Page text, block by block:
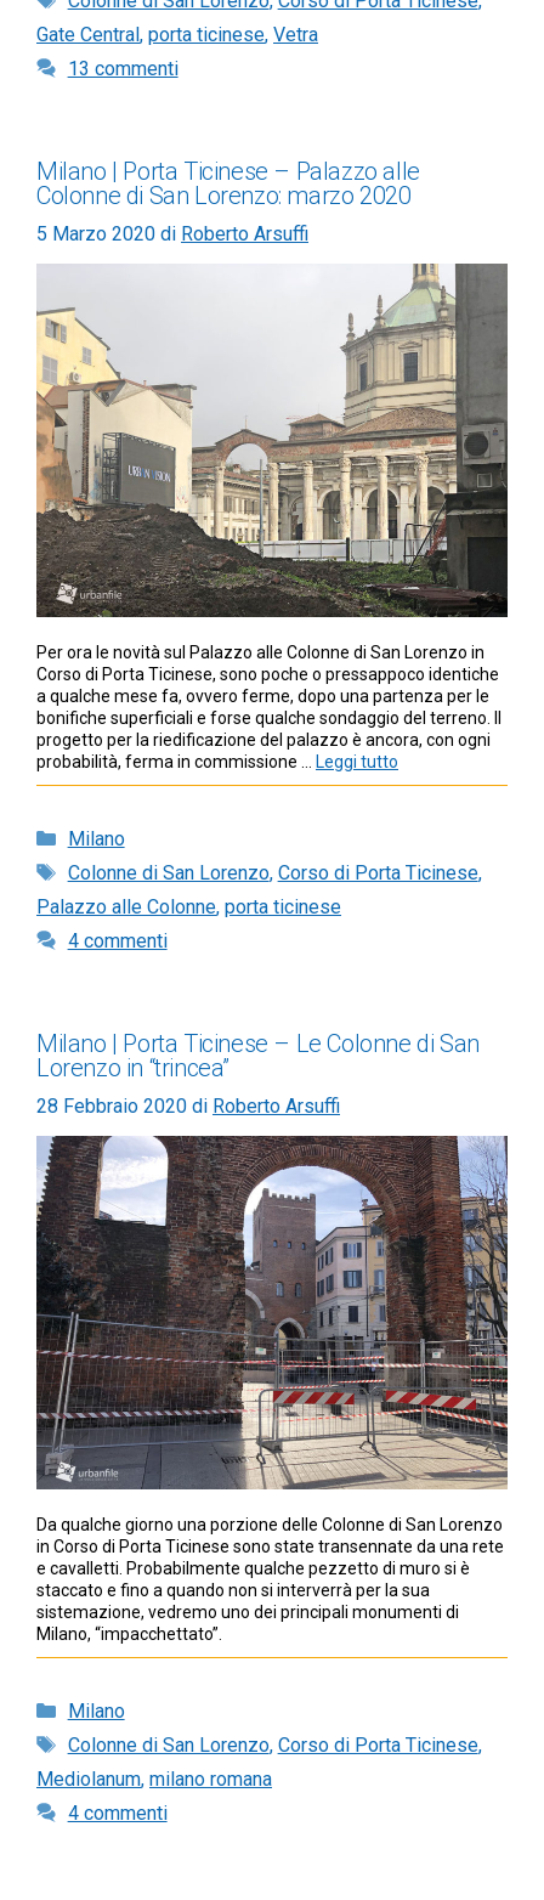
Gate Central , porta ticinese, Vetra
13 commenti
Milano | Porta Ticinese – Palazzo alle
Colonne di San Lorenzo: marzo 2020
5 Marzo 2020 di Roberto Arsuffi
Per ora le novità sul Palazzo alle Colonne di San Lorenzo in
Corso di Porta Ticinese, sono poche o pressappoco identiche
a qualche mese fa, ovvero ferme, dopo una partenza per le
bonifiche superficiali e forse qualche sondaggio del terreno. Il
progetto per la riedificazione del palazzo è ancora, con ogni
probabilità, ferma in commissione … Leggi tutto
Categorie
Milano
Tag
Colonne di San Lorenzo, Corso di Porta Ticinese,
Palazzo alle Colonne, porta ticinese
4 commenti
Milano | Porta Ticinese – Le Colonne di San
Lorenzo in “trincea”
28 Febbraio 2020 di Roberto Arsuffi
Da qualche giorno una porzione delle Colonne di San Lorenzo
in Corso di Porta Ticinese sono state transennate da una rete
e cavalletti. Probabilmente qualche pezzetto di muro si è
staccato e fino a quando non si interverrà per la sua
sistemazione, vedremo uno dei principali monumenti di
Milano, “impacchettato”.
Categorie
Milano
Tag
Colonne di San Lorenzo, Corso di Porta Ticinese,
Mediolanum, milano romana
4 commenti